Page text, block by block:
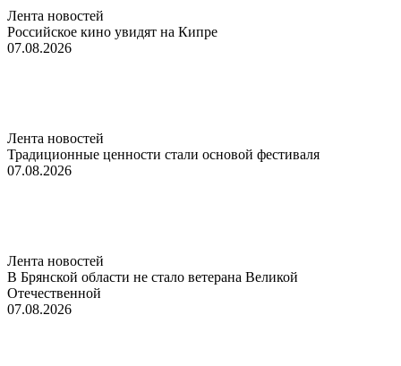
Лента новостей
Российское кино увидят на Кипре
07.08.2026
Лента новостей
Традиционные ценности стали основой фестиваля
07.08.2026
Лента новостей
В Брянской области не стало ветерана Великой
Отечественной
07.08.2026